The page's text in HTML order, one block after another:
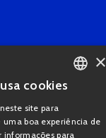
PORTUGUESE
×
cookies
site para
uma boa experiência de
informações para